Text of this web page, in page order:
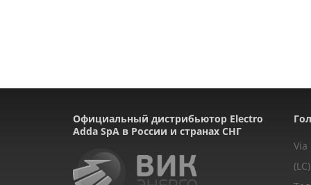
Официальный дистрибьютор Electro
Adda SpA в России и странах СНГ
Via